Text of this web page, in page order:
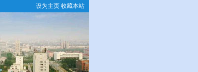
设为主页 收藏本站